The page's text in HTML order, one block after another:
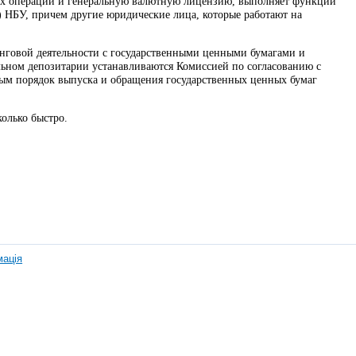
НБУ, причем другие юридические лица, которые работают на
деятельности с государственными ценными бумагами и
депозитарии устанавливаются Комиссией по согласованию с
порядок выпуска и обращения государственных ценных бумаг
быстро.